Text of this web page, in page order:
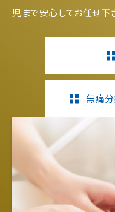
児まで安心してお任せ下
無痛分